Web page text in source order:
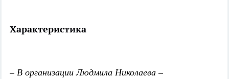
Характеристика
– В организации Людмила Николаева –